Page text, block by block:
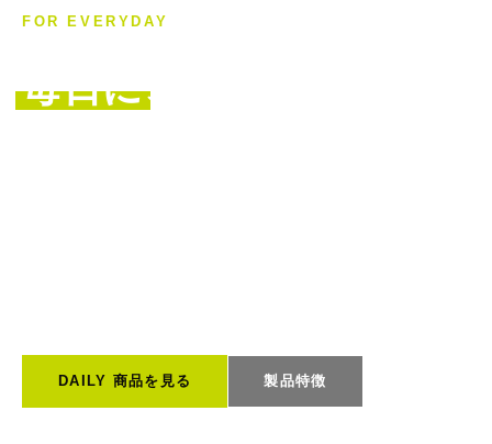
FOR EVERYDAY
毎日に、
DAILY 商品を見る 製品特徴